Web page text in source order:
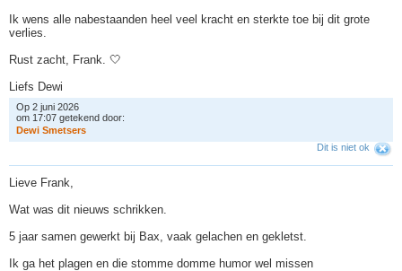
Ik wens alle nabestaanden heel veel kracht en sterkte toe bij dit grote
verlies.
Rust zacht, Frank. 🤍
Liefs Dewi
Op 2 juni 2026
om 17:07 getekend door:
Dewi Smetsers
Dit is niet ok
Lieve Frank,
Wat was dit nieuws schrikken.
5 jaar samen gewerkt bij Bax, vaak gelachen en gekletst.
Ik ga het plagen en die stomme domme humor wel missen